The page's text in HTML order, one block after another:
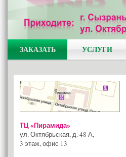
ЗАКАЗАТЬ УСЛУГИ
ТЦ «Пирамида»
ул. Октябрьская, д. 48 А,
3 этаж, офис 13